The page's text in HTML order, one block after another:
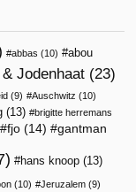
abbas (10)
abou
Jodenhaat (23)
(9) Auschwitz (10)
(13)
brigitte herremans
fjo (14) gantman
hans knoop (13)
(10) Jeruzalem (9)